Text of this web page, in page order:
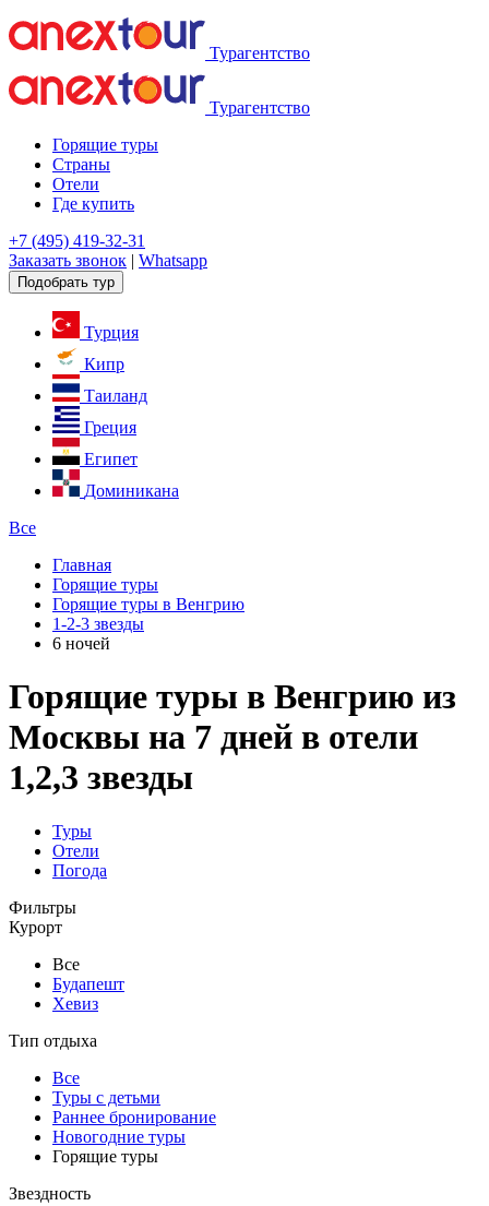
Турагентство
Турагентство
Горящие туры
Страны
Отели
Где купить
+7 (495) 419-32-31
Заказать звонок | Whatsapp
Подобрать тур
Турция
Кипр
Таиланд
Греция
Египет
Доминикана
Все
Главная
Горящие туры
Горящие туры в Венгрию
1-2-3 звезды
6 ночей
Горящие туры в Венгрию из
Москвы на 7 дней в отели
1,2,3 звезды
Туры
Отели
Погода
Фильтры
Курорт
Все
Будапешт
Хевиз
Тип отдыха
Все
Туры с детьми
Раннее бронирование
Новогодние туры
Горящие туры
Звездность